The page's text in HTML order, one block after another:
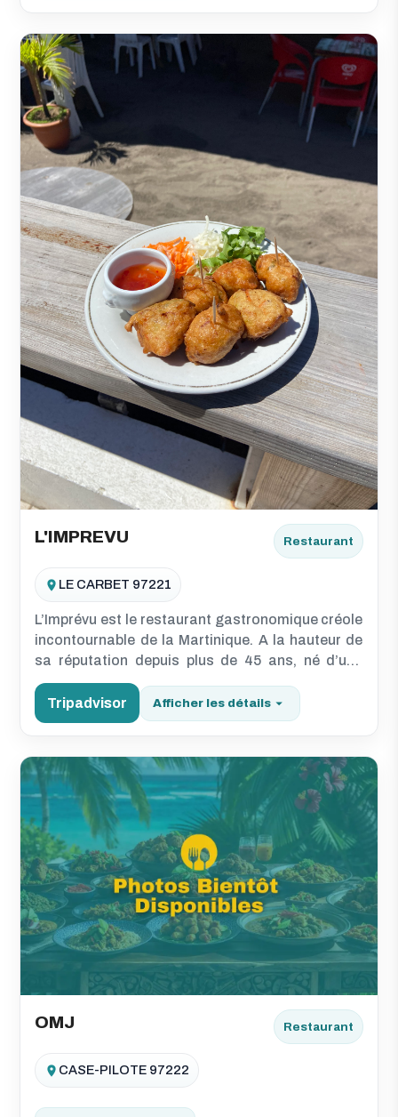
L'IMPREVU Restaurant
LE CARBET 97221
L’Imprévu est le restaurant gastronomique créole
incontournable de la Martinique. A la hauteur de
sa réputation depuis plus de 45 ans, né d’une
passion pour la…
Tripadvisor
Afficher les détails
OMJ Restaurant
CASE-PILOTE 97222